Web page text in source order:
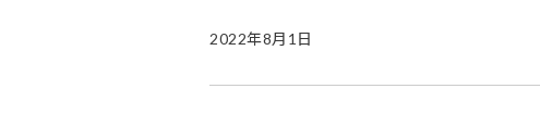
2022年8月1日